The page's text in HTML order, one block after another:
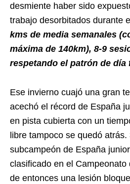
desmiente haber sido
trabajo desorbitados durante
kms de media semanales
máxima de 140km), 8-9
respetando el patrón de día
Ese invierno cuajó una gran
acechó el récord de España
en pista cubierta con un
libre tampoco se quedó
subcampeón de España
clasificado en el Campeonato
de entonces una lesión